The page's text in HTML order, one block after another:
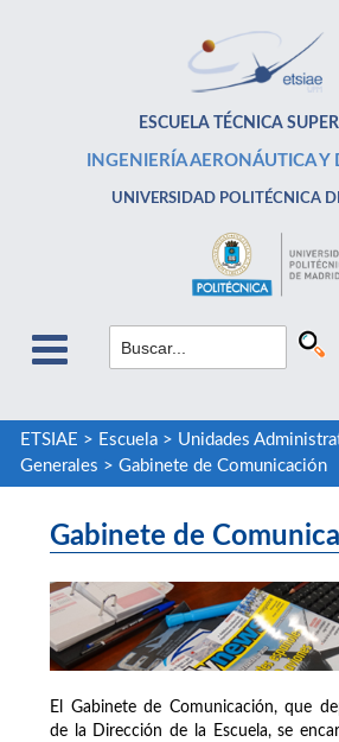
ESCUELA TÉCNICA
INGENIERÍA AERONÁUTICA Y
UNIVERSIDAD POLITÉCNICA
ETSIAE > Escuela> Unidades
Generales > Gabinete de Comunicación
Gabinete de
El Gabinete de Comunicación, que
de la Dirección de la Escuela, se